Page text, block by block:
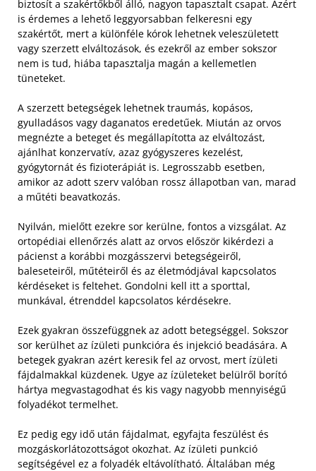
biztosít a szakértőkből álló, nagyon tapasztalt csapat. Azért
is érdemes a lehető leggyorsabban felkeresni egy
szakértőt, mert a különféle kórok lehetnek veleszületett
vagy szerzett elváltozások, és ezekről az ember sokszor
nem is tud, hiába tapasztalja magán a kellemetlen
tüneteket.
A szerzett betegségek lehetnek traumás, kopásos,
gyulladásos vagy daganatos eredetűek. Miután az orvos
megnézte a beteget és megállapította az elváltozást,
ajánlhat konzervatív, azaz gyógyszeres kezelést,
gyógytornát és fizioterápiát is. Legrosszabb esetben,
amikor az adott szerv valóban rossz állapotban van, marad
a műtéti beavatkozás.
Nyilván, mielőtt ezekre sor kerülne, fontos a vizsgálat. Az
ortopédiai ellenőrzés alatt az orvos először kikérdezi a
pácienst a korábbi mozgásszervi betegségeiről,
baleseteiről, műtéteiről és az életmódjával kapcsolatos
kérdéseket is feltehet. Gondolni kell itt a sporttal,
munkával, étrenddel kapcsolatos kérdésekre.
Ezek gyakran összefüggnek az adott betegséggel. Sokszor
sor kerülhet az ízületi punkcióra és injekció beadására. A
betegek gyakran azért keresik fel az orvost, mert ízületi
fájdalmakkal küzdenek. Ugye az ízületeket belülről borító
hártya megvastagodhat és kis vagy nagyobb mennyiségű
folyadékot termelhet.
Ez pedig egy idő után fájdalmat, egyfajta feszülést és
mozgáskorlátozottságot okozhat. Az ízületi punkció
segítségével ez a folyadék eltávolítható. Általában még